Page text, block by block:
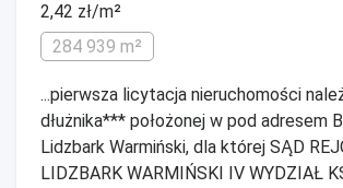
2,42 zł/m²
284 939 m²
...pierwsza licytacja nieruchomości
dłużnika*** położonej w pod adresem
Lidzbark Warmiński, dla której SĄD
LIDZBARK WARMIŃSKI IV WYDZIAŁ